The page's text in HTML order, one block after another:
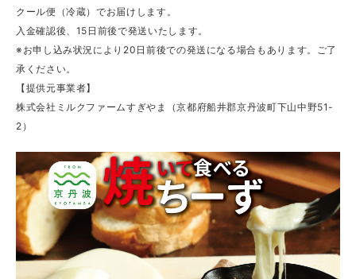
クール便（冷蔵）でお届けします。
入金確認後、15日前後で発送いたします。
※お申し込み状況により20日前後での発送になる場合もあります。ご了
承ください。
【提供元事業者】
株式会社ミルクファームすぎやま（京都府船井郡京丹波町下山中野51-
2）